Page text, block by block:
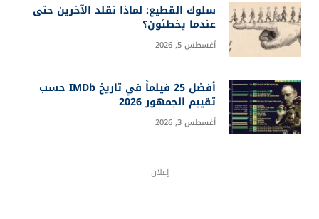
سلوك القطيع: لماذا نقلد الآخرين حتى
عندما يخطئون؟
أغسطس 5, 2026
أفضل 25 فيلماً في تاريخ IMDb حسب
تقييم الجمهور 2026
أغسطس 3, 2026
إعلان